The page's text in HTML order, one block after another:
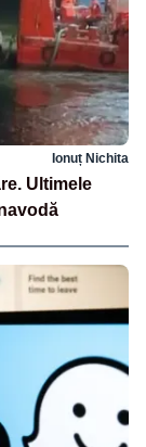
Ionuț Nichita
Ultimele